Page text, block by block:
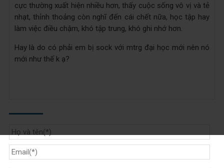
cực thường xuất hiện nhiều hơn, thấy cuộc sống vô vị và tẻ
nhạt, thỉnh thoảng còn nghĩ đến cái chết nữa, học tập hay
làm việc điều chậm, khó tập trung, khó ghi nhớ hơn.
Hay là do có phải em bị sock với mtrg đại học mới nên nó
mới như thế k ạ?